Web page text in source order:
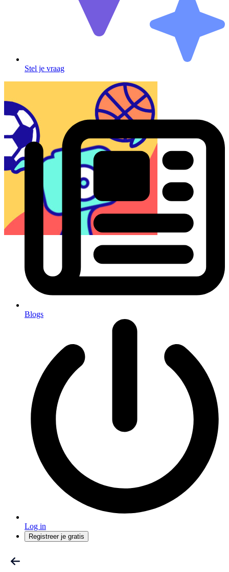
Stel je vraag
Blogs
Log in
Registreer je gratis